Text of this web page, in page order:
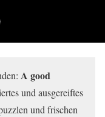
A good
und ausgereiftes
und frischen